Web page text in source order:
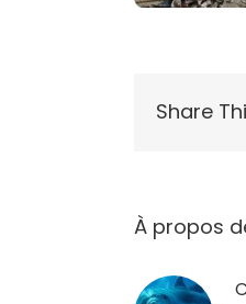
Share
À propos